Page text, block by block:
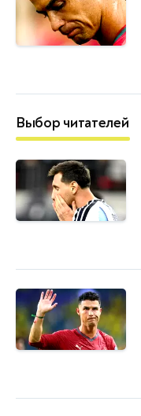
Выбор читателей